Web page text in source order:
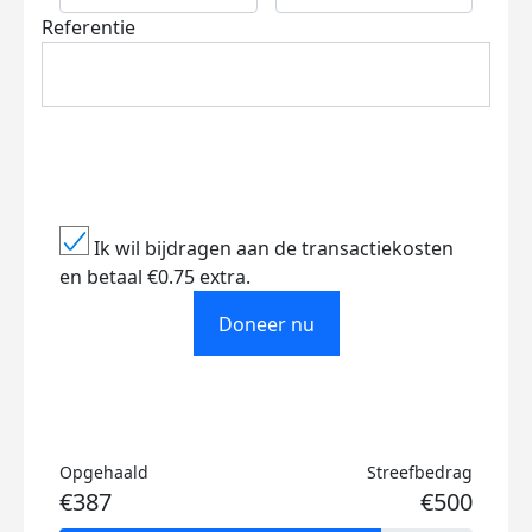
Referentie
Ik wil bijdragen aan de transactiekosten
en betaal €0.75 extra.
Doneer nu
Opgehaald
€387
Streefbedrag
€500